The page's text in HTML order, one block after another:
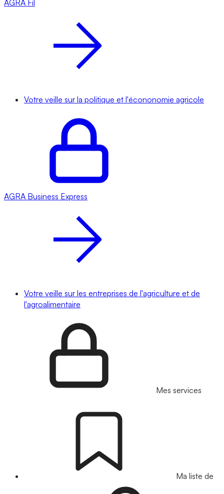
AGRA Fil
Votre veille sur la politique et l'écononomie agricole
AGRA Business Express
Votre veille sur les entreprises de l'agriculture et de
l'agroalimentaire
Mes services
Ma liste de